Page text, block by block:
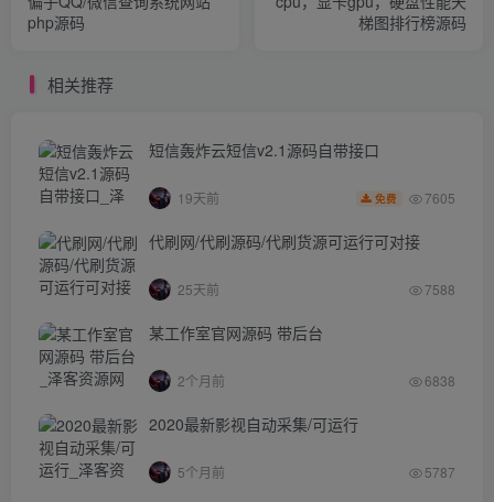
php源码
梯图排行榜源码
相关推荐
短信轰炸云短信v2.1源码自带接口
19天前 免费 7605
代刷网/代刷源码/代刷货源可运行可对接
25天前 7588
某工作室官网源码 带后台
2个月前 6838
2020最新影视自动采集/可运行
5个月前 5787